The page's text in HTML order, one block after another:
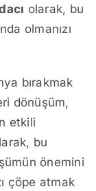
olarak, bu
olmanızı
bırakmak
dönüşüm,
etkili
bu
önemini
çöpe atmak